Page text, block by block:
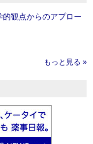
観点からのアプロー
もっと見る »